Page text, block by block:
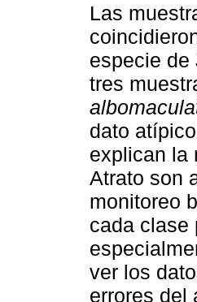
Las
especie de
tres
dato
explican la
Atrato son
monitoreo
cada clase
ver los
errores del